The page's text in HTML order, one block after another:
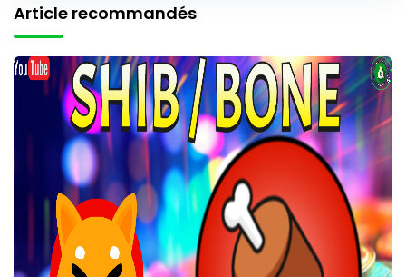
Article recommandés